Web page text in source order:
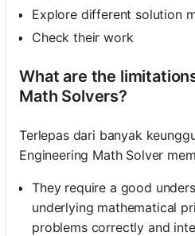
Explore different solution
Check their work
What are the
Math Solvers?
Terlepas dari banyak
Engineering Math Solver
They require a good
underlying mathematical
problems correctly and